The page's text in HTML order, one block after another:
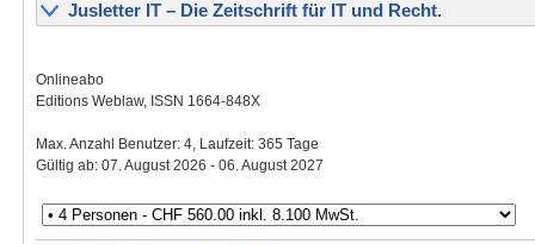
Jusletter IT – Die Zeitschrift für IT und Recht.
Onlineabo
Editions Weblaw, ISSN 1664-848X
Max. Anzahl Benutzer: 4, Laufzeit: 365 Tage
Gültig ab: 07. August 2026 - 06. August 2027